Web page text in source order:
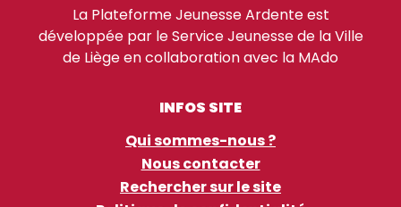
La Plateforme Jeunesse Ardente est
développée par le Service Jeunesse de la Ville
de Liège en collaboration avec la MAdo
INFOS SITE
Qui sommes-nous ?
Nous contacter
Rechercher sur le site